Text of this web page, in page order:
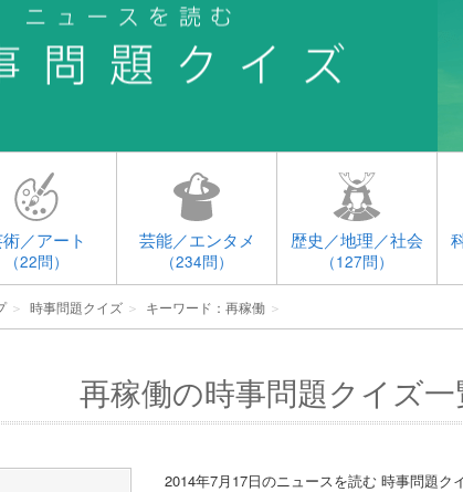
／アート
（22問）
芸能／エンタメ
（234問）
歴史／地理／社会
（127問）
＞ 時事問題クイズ ＞ キーワード：再稼働 ＞
再稼働の時事問題クイズ一
2014年7月17日のニュースを読む 時事問題ク